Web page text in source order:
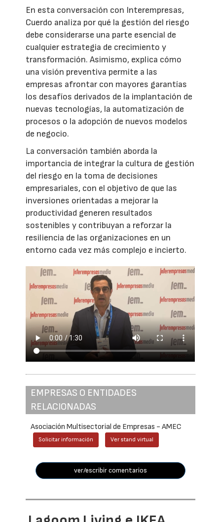
En esta conversación con Interempresas,
Cuerdo analiza por qué la gestión del riesgo
debe considerarse una parte esencial de
cualquier estrategia de crecimiento y
transformación. Asimismo, explica cómo
una visión preventiva permite a las
empresas afrontar con mayores garantías
los desafíos derivados de la implantación de
nuevas tecnologías, la automatización de
procesos o la adopción de nuevos modelos
de negocio.
La conversación también aborda la
importancia de integrar la cultura de gestión
del riesgo en la toma de decisiones
empresariales, con el objetivo de que las
inversiones orientadas a mejorar la
productividad generen resultados
sostenibles y contribuyan a reforzar la
resiliencia de las organizaciones en un
entorno cada vez más complejo e incierto.
EMPRESAS O ENTIDADES
RELACIONADAS
Asociación Multisectorial de Empresas - AMEC
Solicitar información Ver stand virtual
ver/escribir comentarios